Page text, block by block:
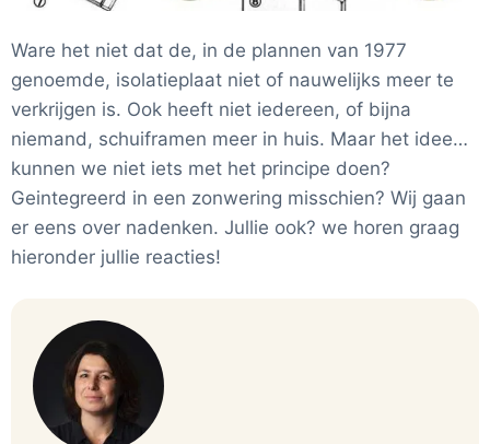
Ware het niet dat de, in de plannen van 1977
genoemde, isolatieplaat niet of nauwelijks meer te
verkrijgen is. Ook heeft niet iedereen, of bijna
niemand, schuiframen meer in huis. Maar het idee…
kunnen we niet iets met het principe doen?
Geintegreerd in een zonwering misschien? Wij gaan
er eens over nadenken. Jullie ook? we horen graag
hieronder jullie reacties!